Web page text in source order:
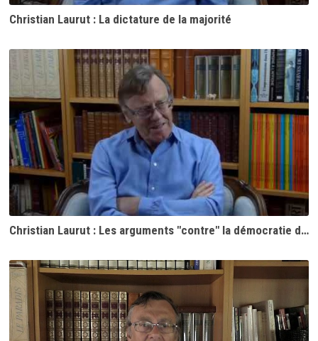
Christian Laurut : La dictature de la majorité
Christian Laurut : Les arguments "contre" la démocratie directe